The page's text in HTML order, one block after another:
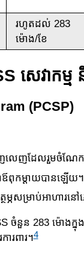
រហូតដល់ 283
ម៉ោង/ខែ
សេវាក
(PCSP)
ញលេញដែលរួមចំណែ
ឪពុកម្ដាយបានឡើយ។
ម្ភសម្រាប់អាហារន
ចំនួន 283 ម៉ោងក្
រពារ។4